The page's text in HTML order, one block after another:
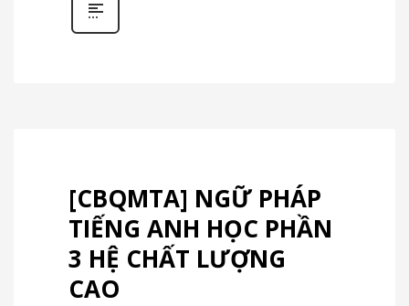
[CBQMTA] NGỮ PHÁP
TIẾNG ANH HỌC PHẦN
3 HỆ CHẤT LƯỢNG
CAO